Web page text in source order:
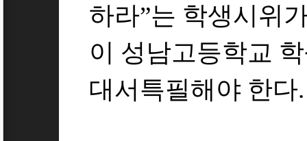
하라”는 학생시위
이 성남고등학교
대서특필해야 한다.